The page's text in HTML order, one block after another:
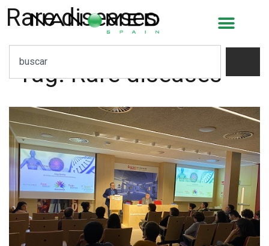
Rare diseases
Tag:Rare diseases